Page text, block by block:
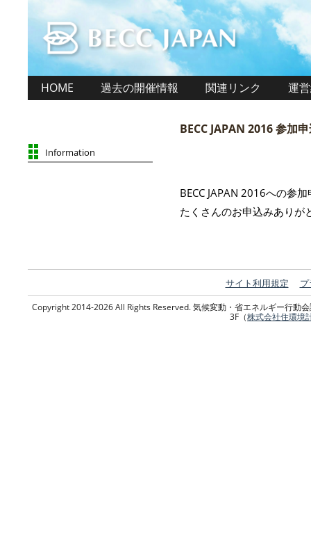
HOME 過去の開催情報 関連リンク 運
Information
BECC JAPAN 2016 参加
BECC JAPAN 2016への参
たくさんのお申込みありが
サイト利用規定
Copyright 2014-2026 All Rights Reserved. 気候変動・省エネルギー行動
3F（株式会社住環境